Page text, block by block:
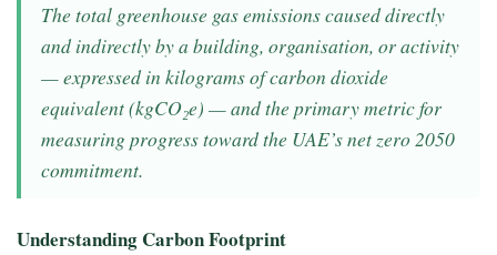
The total greenhouse gas emissions caused directly
and indirectly by a building, organisation, or activity
— expressed in kilograms of carbon dioxide
equivalent (kgCO₂e) — and the primary metric for
measuring progress toward the UAE’s net zero 2050
commitment.
Understanding Carbon Footprint